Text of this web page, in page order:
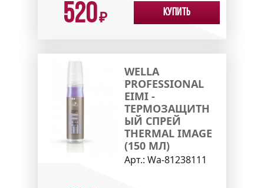
520₽ Купить
WELLA
PROFESSIONAL
EIMI -
ТЕРМОЗАЩИТН
ЫЙ СПРЕЙ
THERMAL IMAGE
(150 МЛ)
Арт.: Wa-81238111